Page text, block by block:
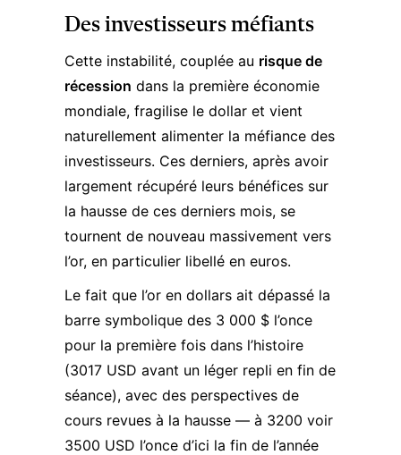
Des investisseurs méfiants
Cette instabilité, couplée au risque de
récession dans la première économie
mondiale, fragilise le dollar et vient
naturellement alimenter la méfiance des
investisseurs. Ces derniers, après avoir
largement récupéré leurs bénéfices sur
la hausse de ces derniers mois, se
tournent de nouveau massivement vers
l’or, en particulier libellé en euros.
Le fait que l’or en dollars ait dépassé la
barre symbolique des 3 000 $ l’once
pour la première fois dans l’histoire
(3017 USD avant un léger repli en fin de
séance), avec des perspectives de
cours revues à la hausse — à 3200 voir
3500 USD l’once d’ici la fin de l’année